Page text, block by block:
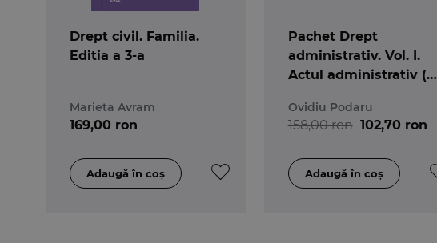
Drept civil. Familia.
Editia a 3-a
Marieta Avram
169,00 ron
Pachet Drept
administrativ. Vol. I.
Actul administrativ (I).
teorie altfel
Ovidiu Podaru
158,00 ron 102,70 ron